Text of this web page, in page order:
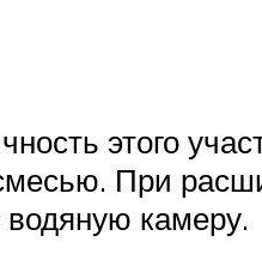
этого
При
водяную камеру.